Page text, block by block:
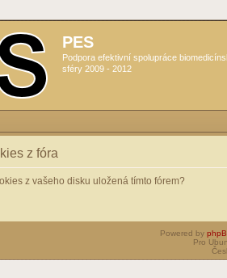
PES
Podpora efektivní spolupráce
sféry 2009 - 2012
z fóra
z vašeho disku uložená tímto fórem?
Powered by
Pro